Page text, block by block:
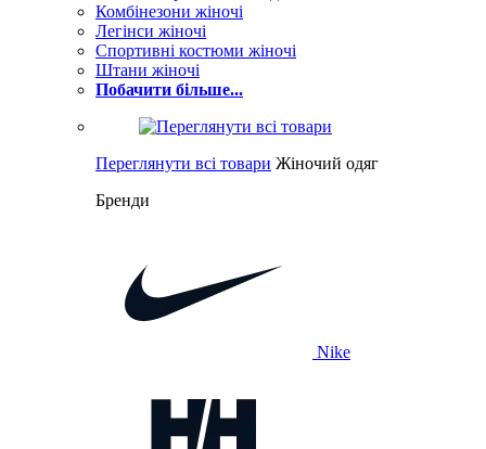
Комбінезони жіночі
Легінси жіночі
Спортивні костюми жіночі
Штани жіночі
Побачити більше...
Переглянути всі товари Жіночий одяг
Бренди
Nike